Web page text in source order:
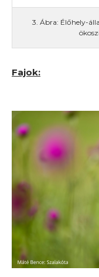
3. Ábra: Élőhely-
Fajok: